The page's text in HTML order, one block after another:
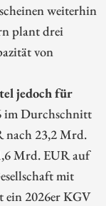
weiterhin
plant drei
von
jedoch für
im Durchschnitt
nach 23,2 Mrd.
Mrd. EUR auf
mit
ein 2026er KGV